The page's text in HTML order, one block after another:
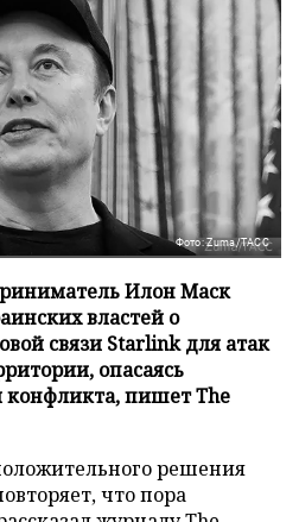
Фото: Zuma/ТАСС
Илон Маск
властей о
связи Starlink для атак
опасаясь
конфликта, пишет The
решения
что пора